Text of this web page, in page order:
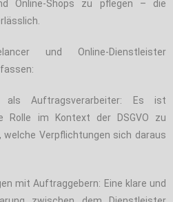
Online-Shops zu pflegen – die
und Online-Dienstleister
als Auftragsverarbeiter: Es ist
Rolle im Kontext der DSGVO zu
Verpflichtungen sich daraus
mit Auftraggebern: Eine klare und